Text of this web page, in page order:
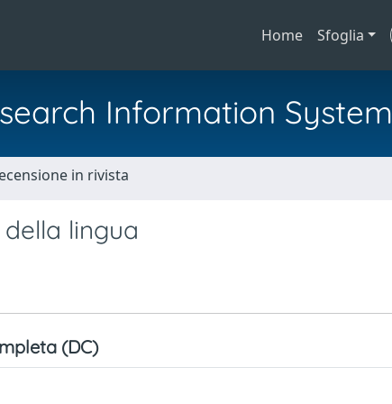
Home Sfoglia
Information System
in rivista
della lingua
(DC)